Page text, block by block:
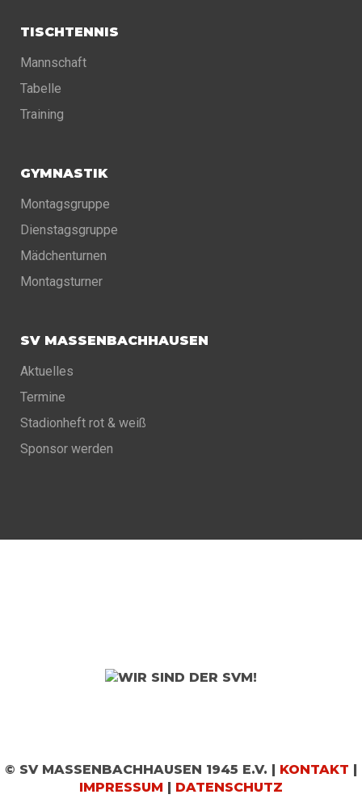
TISCHTENNIS
Mannschaft
Tabelle
Training
GYMNASTIK
Montagsgruppe
Dienstagsgruppe
Mädchenturnen
Montagsturner
SV MASSENBACHHAUSEN
Aktuelles
Termine
Stadionheft rot & weiß
Sponsor werden
© SV MASSENBACHHAUSEN 1945 E.V. | KONTAKT |
IMPRESSUM | DATENSCHUTZ